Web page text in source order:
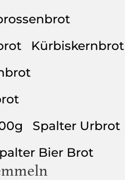
Kürbiskernbrot
Spalter Urbrot
Bier Brot